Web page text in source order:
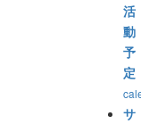
活
動
予
定
サ